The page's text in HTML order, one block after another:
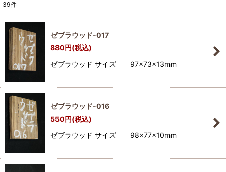
並び順:
絞り込む
39件
ゼブラウッド-017
880円(税込)
ゼブラウッド サイズ 97×73×13mm
ゼブラウッド-016
550円(税込)
ゼブラウッド サイズ 98×77×10mm